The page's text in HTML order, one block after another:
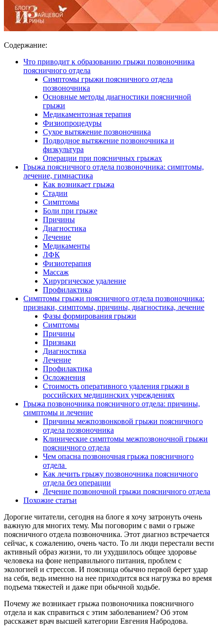
Содержание:
Что приводит к образованию грыжи позвоночника
поясничного отдела
Симптомы грыжи поясничного отдела
позвоночника
Основные методы диагностики поясничной
грыжи
Медикаментозная терапия
Физиопроцедуры
Сухое вытяжение позвоночника
Подводное вытяжение позвоночника и
физкультура
Операции при поясничных грыжах
Грыжа поясничного отдела позвоночника: симптомы,
лечение, гимнастика
Как возникает грыжа
Стадии
Симптомы
Боли при грыже
Причины
Диагностика
Лечение
Медикаменты
ЛФК
Физиотерапия
Массаж
Хирургическое удаление
Профилактика
Симптомы грыжи поясничного отдела позвоночника:
признаки, симптомы, причины, диагностика, лечение
Фазы формирования грыжи
Симптомы
Причины
Признаки
Диагностика
Лечение
Профилактика
Осложнения
Стоимость оперативного удаления грыжи в
российских медицинских учреждениях
Грыжа позвоночника поясничного отдела: причины,
симптомы и лечение
Причины межпозвонковой грыжи поясничного
отдела позвоночника
Клинические симптомы межпозвоночной грыжи
поясничного отдела
Чем опасна позвоночная грыжа поясничного
отдела
Как лечить грыжу позвоночника поясничного
отдела без операции
Лечение позвоночной грыжи поясничного отдела
Похожие статьи
Дорогие читатели, сегодня на блоге я хочу затронуть очень
важную для многих тему. Мы поговорим с вами о грыже
поясничного отдела позвоночника. Этот диагноз встречается
сейчас, к сожалению, очень часто. То ли люди перестали вести
активный образ жизни, то ли ухудшилось общее здоровье
человека на фоне неправильного питания, проблем с
экологией и стрессов. И поясница обычно первой берет удар
на себя, ведь именно на нее приходится вся нагрузка во время
подъема тяжестей и даже при обычной ходьбе.
Почему же возникает грыжа позвоночника поясничного
отдела и как справиться с этим заболеванием? Об этом
расскажет врач высшей категории Евгения Набродова.